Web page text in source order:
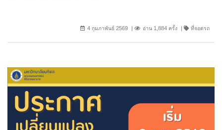
4 กุมภาพันธ์ 2569 อ่าน 1,884 ครั้ง ที่จอดรถ